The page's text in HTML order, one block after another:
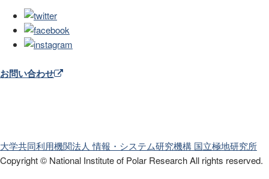
お問い合わせ
大学共同利用機関法人 情報・システム研究機構 国立極地研究所
Copyright © National Institute of Polar ResearchAll rights reserved.